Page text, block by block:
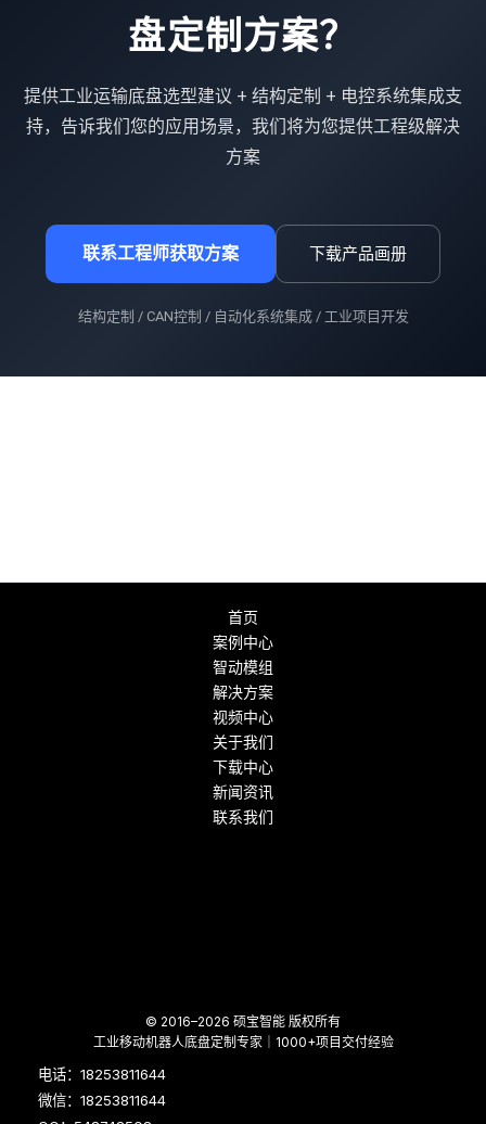
盘定制方案？
提供工业运输底盘选型建议 + 结构定制 + 电控系统集成支
持，告诉我们您的应用场景，我们将为您提供工程级解决
方案
联系工程师获取方案 下载产品画册
结构定制 / CAN控制 / 自动化系统集成 / 工业项目开发
首页
案例中心
智动模组
解决方案
视频中心
关于我们
下载中心
新闻资讯
联系我们
© 2016–2026 硕宝智能 版权所有
工业移动机器人底盘定制专家｜1000+项目交付经验
电话：18253811644
微信：18253811644